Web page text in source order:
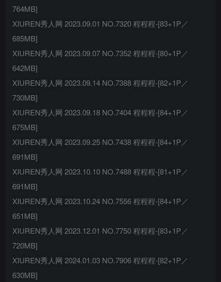
764MB]
XIUREN秀人网 2023.09.01 NO.7320 程程程-[83+1P／
685MB]
XIUREN秀人网 2023.09.07 NO.7352 程程程-[80+1P／
642MB]
XIUREN秀人网 2023.09.14 NO.7388 程程程-[82+1P／
730MB]
XIUREN秀人网 2023.09.18 NO.7404 程程程-[84+1P／
675MB]
XIUREN秀人网 2023.09.25 NO.7438 程程程-[84+1P／
691MB]
XIUREN秀人网 2023.10.10 NO.7488 程程程-[81+1P／
691MB]
XIUREN秀人网 2023.10.24 NO.7556 程程程-[84+1P／
651MB]
XIUREN秀人网 2023.12.01 NO.7750 程程程-[83+1P／
720MB]
XIUREN秀人网 2024.01.03 NO.7906 程程程-[82+1P／
630MB]